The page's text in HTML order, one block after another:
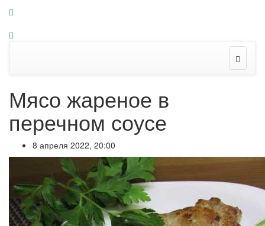
Мясо жареное в
перечном соусе
8 апреля 2022, 20:00